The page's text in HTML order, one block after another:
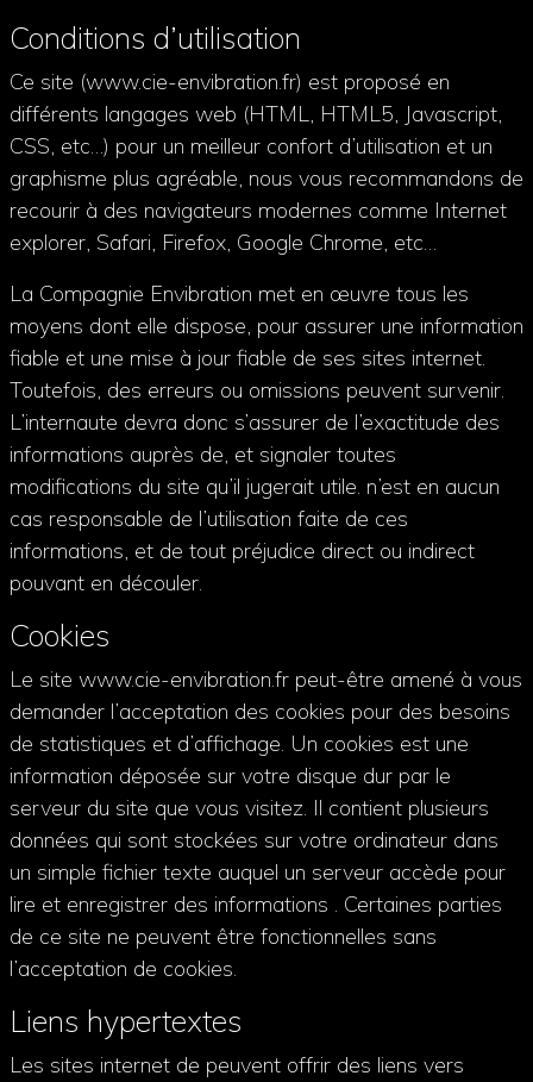
Conditions d’utilisation
Ce site (www.cie-envibration.fr) est proposé en
différents langages web (HTML, HTML5, Javascript,
CSS, etc…) pour un meilleur confort d’utilisation et un
graphisme plus agréable, nous vous recommandons de
recourir à des navigateurs modernes comme Internet
explorer, Safari, Firefox, Google Chrome, etc…
La Compagnie Envibration met en œuvre tous les
moyens dont elle dispose, pour assurer une information
fiable et une mise à jour fiable de ses sites internet.
Toutefois, des erreurs ou omissions peuvent survenir.
L’internaute devra donc s’assurer de l’exactitude des
informations auprès de, et signaler toutes
modifications du site qu’il jugerait utile. n’est en aucun
cas responsable de l’utilisation faite de ces
informations, et de tout préjudice direct ou indirect
pouvant en découler.
Cookies
Le site www.cie-envibration.fr peut-être amené à vous
demander l’acceptation des cookies pour des besoins
de statistiques et d’affichage. Un cookies est une
information déposée sur votre disque dur par le
serveur du site que vous visitez. Il contient plusieurs
données qui sont stockées sur votre ordinateur dans
un simple fichier texte auquel un serveur accède pour
lire et enregistrer des informations . Certaines parties
de ce site ne peuvent être fonctionnelles sans
l’acceptation de cookies.
Liens hypertextes
Les sites internet de peuvent offrir des liens vers